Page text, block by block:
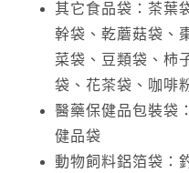
其它食品袋：茶葉
幹袋、乾蘑菇袋、
菜袋、豆類袋、柿
袋、花茶袋、咖啡
醫藥保健品包裝袋
健品袋
動物飼料鋁箔袋：